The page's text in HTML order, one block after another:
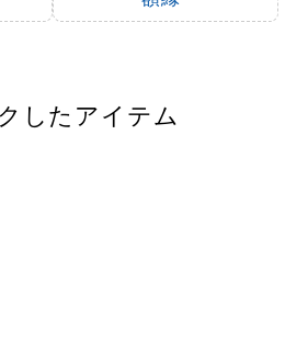
したアイテム